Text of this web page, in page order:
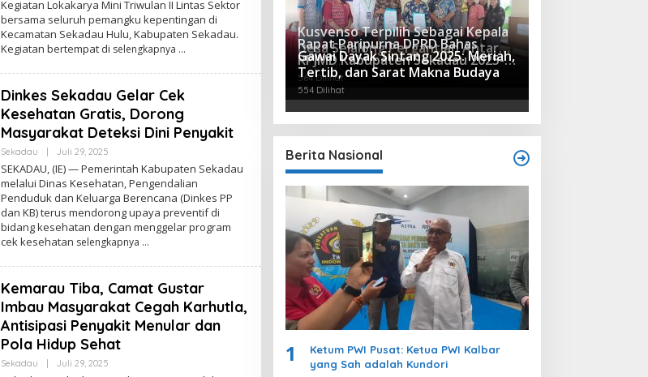
A
D
M
I
N
Kegiatan Lokakarya Mini Triwulan II Lintas Sektor
bersama seluruh pemangku kepentingan di
Kecamatan Sekadau Hulu, Kabupaten Sekadau.
Kegiatan bertempat di selengkapnya
Dinkes Sekadau Gelar Cek
Kesehatan Gratis, Dorong
Masyarakat Deteksi Dini Penyakit
Sekadau Juli 29, 2025
E
H
A
D
M
I
N
SEKADAU, (IE) — Pemerintah Kabupaten Sekadau
melalui Dinas Kesehatan, Pengendalian
Penduduk dan Keluarga Berencana (Dinkes PP
dan KB) terus mendorong upaya preventif di
bidang kesehatan dengan menggelar program
cek kesehatan selengkapnya
Kemarau Tiba, Camat Gustar
Imbau Masyarakat Cegah Karhutla,
Antisipasi Penyakit Menular dan
Pola Hidup Sehat
Sekadau Juli 29, 2025
Kusvenso Terpilih Sebagai Kepala
Desa Selalong Pergantian Antar
Waktu
619 Dilihat
Rapat Paripurna DPRD Bahas
RPJMD Kabupaten Sekadau 2025-
2029
564 Dilihat
Gawai Dayak Sintang 2025: Meriah,
Tertib, dan Sarat Makna Budaya
554 Dilihat
Berita Nasional
1
Ketum PWI Pusat: Ketua PWI Kalbar
yang Sah adalah Kundori